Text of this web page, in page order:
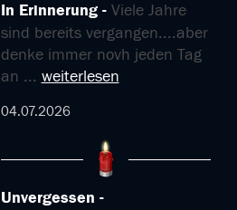
In Erinnerung
Viele Jahre
sind bereits vergangen....aber
denke immer novh jeden Tag
an ... weiterlesen
04.07.2026
Unvergessen